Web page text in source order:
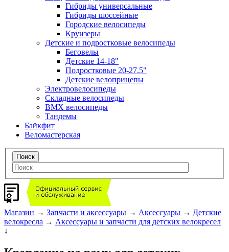
Гибриды универсальные
Гибриды шоссейные
Городские велосипеды
Круизеры
Детские и подростковые велосипеды
Беговелы
Детские 14-18"
Подростковые 20-27.5"
Детские велоприцепы
Электровелосипеды
Складные велосипеды
BMX велосипеды
Тандемы
Байкфит
Веломастерская
Магазин → Запчасти и аксессуары → Аксессуары → Детские
велокресла → Аксессуары и запчасти для детских велокресел
↓